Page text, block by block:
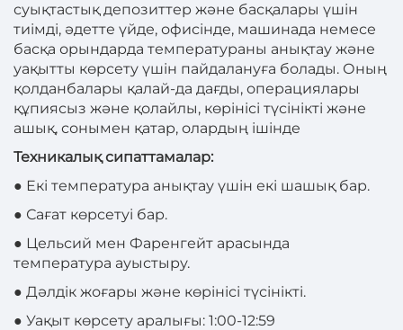
суықтастық депозиттер және басқалары үшін
тиімді, әдетте үйде, офисінде, машинада немесе
басқа орындарда температураны анықтау және
уақытты көрсету үшін пайдалануға болады. Оның
қолданбалары қалай-да дағды, операциялары
құпиясыз және қолайлы, көрінісі түсінікті және
ашық, сонымен қатар, олардың ішінде
Техникалық сипаттамалар:
● Екі температура анықтау үшін екі шашық бар.
● Сағат көрсетуі бар.
● Цельсий мен Фаренгейт арасында
температура ауыстыру.
● Дәлдік жоғары және көрінісі түсінікті.
● Уақыт көрсету аралығы: 1:00-12:59